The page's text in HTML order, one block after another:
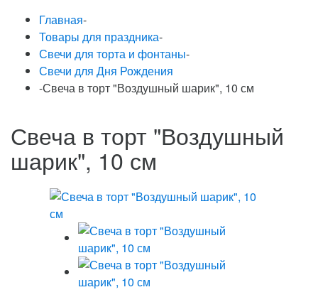
Главная-
Товары для праздника-
Свечи для торта и фонтаны-
Свечи для Дня Рождения
-Свеча в торт "Воздушный шарик", 10 см
Свеча в торт "Воздушный
шарик", 10 см